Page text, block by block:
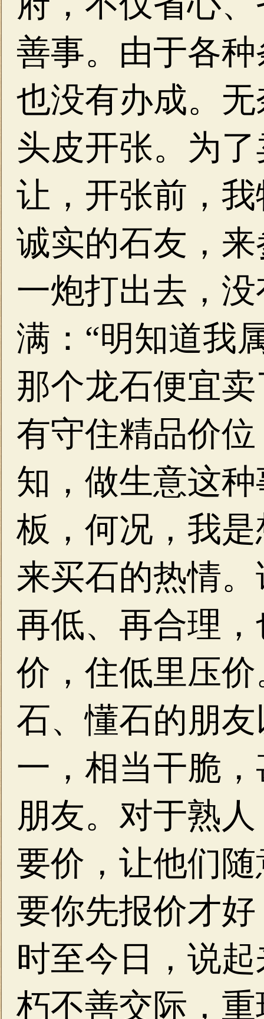
善事。由于各
也没有办成。
头皮开张。为
让，开张前，
诚实的石友，
一炮打出去，
满：“明知道我
那个龙石便宜
有守住精品价
知，做生意这
板，何况，我
来买石的热情
再低、再合理
价，住低里压
石、懂石的朋
一，相当干脆
朋友。对于熟
要价，让他们
要你先报价才
时至今日，说
朽不善交际，